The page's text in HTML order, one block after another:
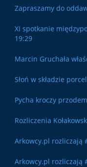
Zapraszamy do
XI spotkanie
19:29
Marcin Gruchała
Słoń w składzie
Pycha kroczy przodem
Rozliczenia
Arkowcy.pl rozliczają
Arkowcy.pl rozliczają